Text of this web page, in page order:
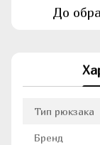
До
Тип рюкзака
Бренд